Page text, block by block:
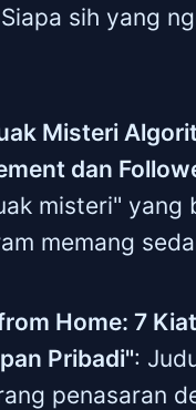
sih yang
Misteri
dan
misteri" yang
memang
Home: 7
Pribadi":
penasaran